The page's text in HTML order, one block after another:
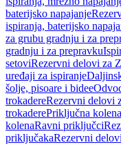
baterijsko napajanje
ispiranja, baterijsko
za grubu gradnju i za
gradnju i za prepravku
setoviRezervni delovi za
uređaji za ispiranje
šolje, pisoare i bidee
trokadereRezervni delovi
trokaderePriključna kolena
kolenaRavni priključci
priključakaRezervni